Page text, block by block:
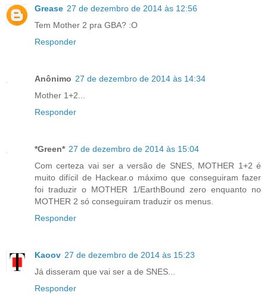
Grease 27 de dezembro de 2014 às 12:56
Tem Mother 2 pra GBA? :O
Responder
Anônimo 27 de dezembro de 2014 às 14:34
Mother 1+2...
Responder
*Green* 27 de dezembro de 2014 às 15:04
Com certeza vai ser a versão de SNES, MOTHER 1+2 é
muito difícil de Hackear.o máximo que conseguiram fazer
foi traduzir o MOTHER 1/EarthBound zero enquanto no
MOTHER 2 só conseguiram traduzir os menus.
Responder
Kaoov 27 de dezembro de 2014 às 15:23
Já disseram que vai ser a de SNES...
Responder